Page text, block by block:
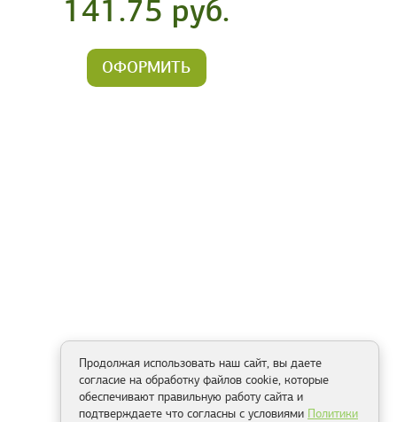
141.75 руб.
ОФОРМИТЬ
Продолжая использовать наш сайт, вы даете
согласие на обработку файлов cookie, которые
обеспечивают правильную работу сайта и
подтверждаете что согласны с условиями Политики